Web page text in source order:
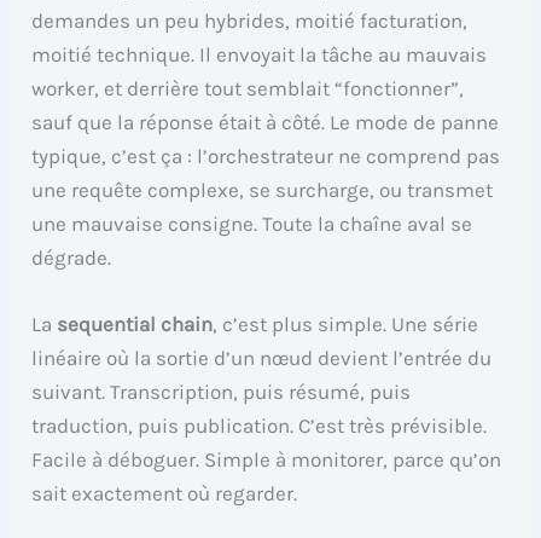
demandes un peu hybrides, moitié facturation,
moitié technique. Il envoyait la tâche au mauvais
worker, et derrière tout semblait “fonctionner”,
sauf que la réponse était à côté. Le mode de panne
typique, c’est ça : l’orchestrateur ne comprend pas
une requête complexe, se surcharge, ou transmet
une mauvaise consigne. Toute la chaîne aval se
dégrade.
La sequential chain, c’est plus simple. Une série
linéaire où la sortie d’un nœud devient l’entrée du
suivant. Transcription, puis résumé, puis
traduction, puis publication. C’est très prévisible.
Facile à déboguer. Simple à monitorer, parce qu’on
sait exactement où regarder.